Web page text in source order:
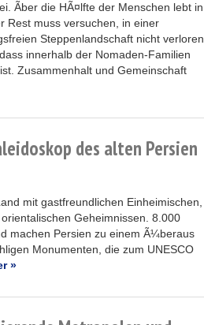
Ãber die HÃ¤lfte der Menschen lebt in
Rest muss versuchen, in einer
Steppenlandschaft nicht verloren
innerhalb der Nomaden-Familien
Zusammenhalt und Gemeinschaft
des alten Persien
mit gastfreundlichen Einheimischen,
Geheimnissen. 8.000
machen Persien zu einem Ã¼beraus
Monumenten, die zum UNESCO
»